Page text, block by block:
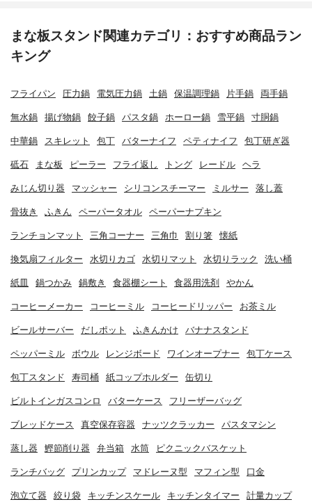
まな板スタンド関連カテゴリ：おすすめ商品ラン
キング
フライパン 圧力鍋 電気圧力鍋 土鍋 保温調理鍋 片手鍋 両手鍋
無水鍋 揚げ物鍋 餃子鍋 パスタ鍋 ホーロー鍋 雪平鍋 寸胴鍋
中華鍋 スキレット 包丁 バターナイフ ペティナイフ 包丁研ぎ器
砥石 まな板 ピーラー フライ返し トング レードル ヘラ
みじん切り器 マッシャー シリコンスチーマー ミルサー 落し蓋
骨抜き ふきん ペーパータオル ペーパーナプキン
ランチョンマット 三角コーナー 三角巾 割り箸 懐紙
換気扇フィルター 水切りカゴ 水切りマット 水切りラック 洗い桶
紙皿 鍋つかみ 鍋敷き 食器棚シート 食器用洗剤 やかん
コーヒーメーカー コーヒーミル コーヒードリッパー お茶ミル
ビールサーバー だしポット ふきんかけ バナナスタンド
ペッパーミル ボウル レンジボード ワインオープナー 包丁ケース
包丁スタンド 寿司桶 紙コップホルダー 缶切り
ビルトインガスコンロ バターケース フリーザーバッグ
ブレッドケース 真空保存容器 ナッツクラッカー パスタマシン
蒸し器 鰹節削り器 弁当箱 水筒 ピクニックバスケット
ランチバッグ プリンカップ マドレーヌ型 マフィン型 口金
泡立て器 絞り袋 キッチンスケール キッチンタイマー 計量カップ